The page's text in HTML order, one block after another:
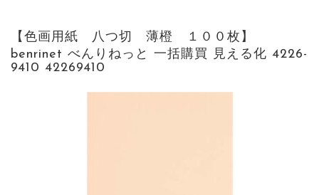
【色画用紙 八つ切 薄橙 １００枚】
benrinet べんりねっと 一括購買 見える化 4226-
9410 42269410